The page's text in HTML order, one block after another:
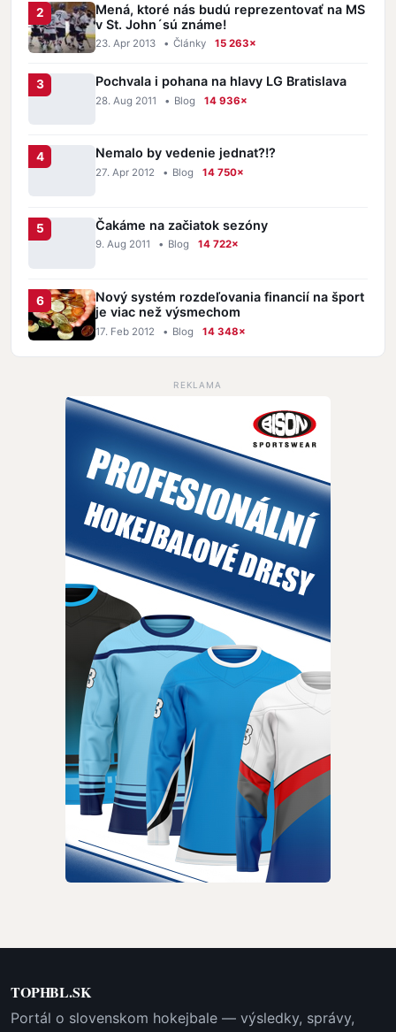
Mená, ktoré nás budú reprezentovať na MS
v St. John´sú známe!
23. Apr 2013 • Články 15 263×
Pochvala i pohana na hlavy LG Bratislava
28. Aug 2011 • Blog 14 936×
Nemalo by vedenie jednat?!?
27. Apr 2012 • Blog 14 750×
Čakáme na začiatok sezóny
9. Aug 2011 • Blog 14 722×
Nový systém rozdeľovania financií na šport
je viac než výsmechom
17. Feb 2012 • Blog 14 348×
REKLAMA
TOPHBL.SK
Portál o slovenskom hokejbale — výsledky, správy,